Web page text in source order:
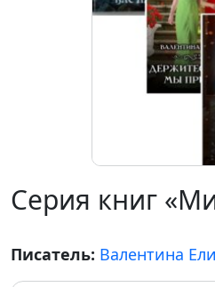
Серия книг
Писатель: Валентина